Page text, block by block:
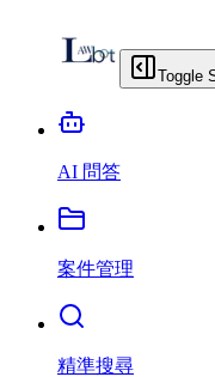
Toggle
AI 問答
案件管理
精準搜尋